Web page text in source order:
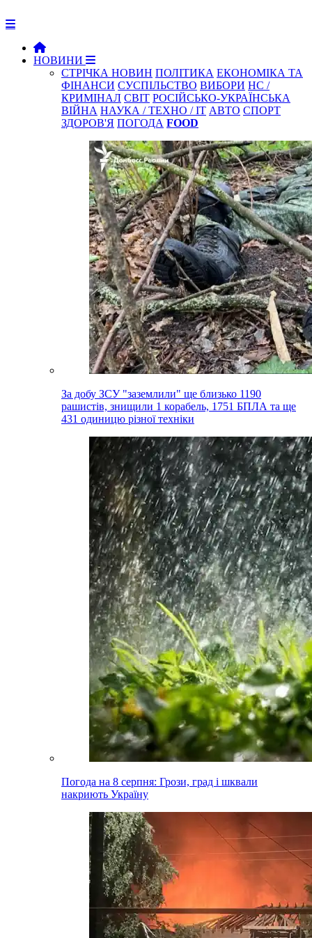
НОВИНИ
СТРІЧКА НОВИН ПОЛІТИКА ЕКОНОМІКА ТА
ФІНАНСИ СУСПІЛЬСТВО ВИБОРИ НС /
КРИМІНАЛ СВІТ РОСІЙСЬКО-УКРАЇНСЬКА
ВІЙНА НАУКА / ТЕХНО / IT АВТО СПОРТ
ЗДОРОВ'Я ПОГОДА FOOD
За добу ЗСУ "заземлили" ще близько 1190
рашистів, знищили 1 корабель, 1751 БПЛА та ще
431 одиницю різної техніки
Погода на 8 серпня: Грози, град і шквали
накриють Україну